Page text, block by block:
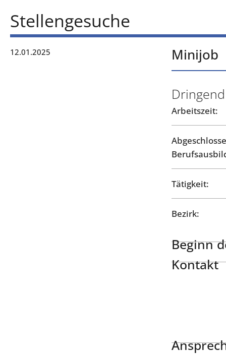
Stellengesuche
12.01.2025 Minijob
Arbeitszeit:
Tätigkeit:
Bezirk:
Beginn
Kontakt